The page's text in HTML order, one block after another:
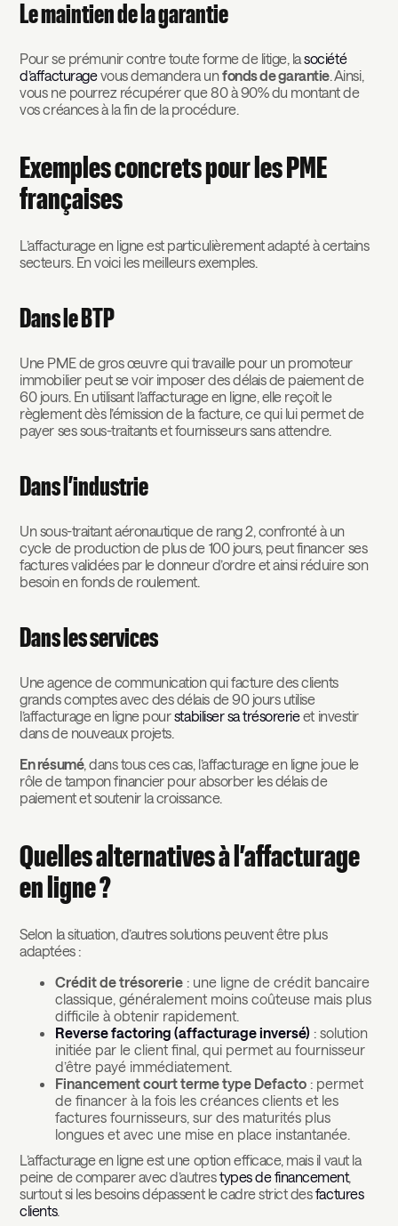
Le maintien de la garantie
Pour se prémunir contre toute forme de litige, lasociété
d’affacturagevous demandera unfonds de garantie. Ainsi,
vous ne pourrez récupérer que 80 à 90% du montant de
vos créances à la fin de la procédure.
Exemples concrets pour les PME
françaises
L’affacturage en ligne est particulièrement adapté à certains
secteurs. En voici les meilleurs exemples.
Dans le BTP
Une PME de gros œuvre qui travaille pour un promoteur
immobilier peut se voir imposer des délais de paiement de
60 jours. En utilisant l’affacturage en ligne, elle reçoit le
règlement dès l’émission de la facture, ce qui lui permet de
payer ses sous-traitants et fournisseurs sans attendre.
Dans l’industrie
Un sous-traitant aéronautique de rang 2, confronté à un
cycle de production de plus de 100 jours, peut financer ses
factures validées par le donneur d’ordre et ainsi réduire son
besoin en fonds de roulement.
Dans les services
Une agence de communication qui facture des clients
grands comptes avec des délais de 90 jours utilise
l’affacturage en ligne pourstabiliser sa trésorerieet investir
dans de nouveaux projets.
En résumé, dans tous ces cas, l’affacturage en ligne joue le
rôle de tampon financier pour absorber les délais de
paiement et soutenir la croissance.
Quelles alternatives à l’affacturage
en ligne ?
Selon la situation, d’autres solutions peuvent être plus
adaptées :
Crédit de trésorerie : une ligne de crédit bancaire
classique, généralement moins coûteuse mais plus
difficile à obtenir rapidement.
Reverse factoring (affacturage inversé) : solution
initiée par le client final, qui permet au fournisseur
d’être payé immédiatement.
Financement court terme type Defacto : permet
de financer à la fois les créances clients et les
factures fournisseurs, sur des maturités plus
longues et avec une mise en place instantanée.
L’affacturage en ligne est une option efficace, mais il vaut la
peine de comparer avec d’autrestypes de financement,
surtout si les besoins dépassent le cadre strict desfactures
clients.